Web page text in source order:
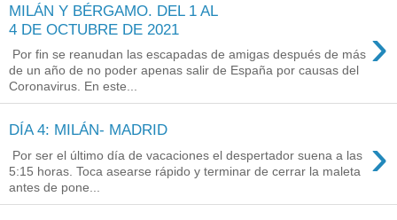
MILÁN Y BÉRGAMO. DEL 1 AL
4 DE OCTUBRE DE 2021
›
Por fin se reanudan las escapadas de amigas después de más
de un año de no poder apenas salir de España por causas del
Coronavirus. En este...
DÍA 4: MILÁN- MADRID ›
Por ser el último día de vacaciones el despertador suena a las
5:15 horas. Toca asearse rápido y terminar de cerrar la maleta
antes de pone...